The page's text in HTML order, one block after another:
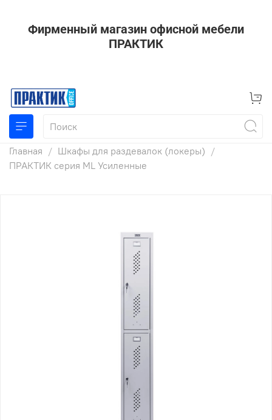
Фирменный магазин офисной мебели
ПРАКТИК
Главная
Шкафы для раздевалок (локеры)
ПРАКТИК серия ML Усиленные